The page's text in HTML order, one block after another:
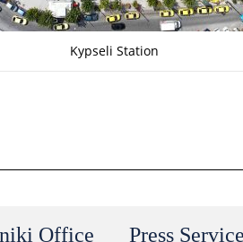
Kypseli Station
Office Press